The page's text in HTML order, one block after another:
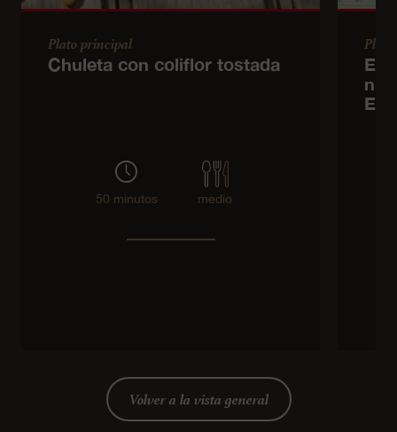
Plato principal
Chuleta con coliflor tostada
50 minutos medio
Volver a la vista general